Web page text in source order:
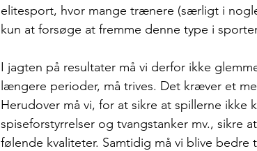
elitesport, hvor mange trænere (særligt i
kun at forsøge at fremme denne type i
I jagten på resultater må vi derfor ikke
længere perioder, må trives. Det kræver et
Herudover må vi, for at sikre at spillerne ikke
spiseforstyrrelser og tvangstanker mv., sikre
følende kvaliteter. Samtidig må vi blive